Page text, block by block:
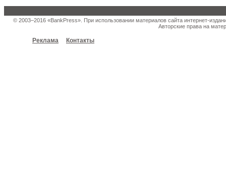
© 2003–2016 «BankPress». При использовании материалов сайта интернет-
Авторские права на
Реклама Контакты